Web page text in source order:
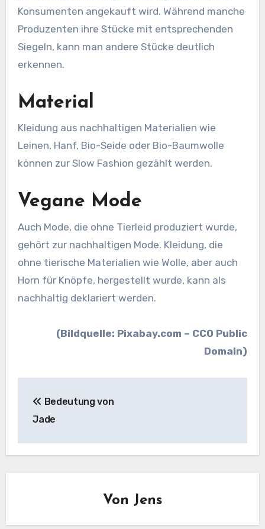
Konsumenten angekauft wird. Während manche
Produzenten ihre Stücke mit entsprechenden
Siegeln, kann man andere Stücke deutlich
erkennen.
Material
Kleidung aus nachhaltigen Materialien wie
Leinen, Hanf, Bio-Seide oder Bio-Baumwolle
können zur Slow Fashion gezählt werden.
Vegane Mode
Auch Mode, die ohne Tierleid produziert wurde,
gehört zur nachhaltigen Mode. Kleidung, die
ohne tierische Materialien wie Wolle, aber auch
Horn für Knöpfe, hergestellt wurde, kann als
nachhaltig deklariert werden.
(Bildquelle: Pixabay.com – CC0 Public
Domain)
Bedeutung von
Jade
Von Jens